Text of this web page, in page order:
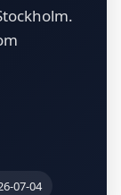
07-04